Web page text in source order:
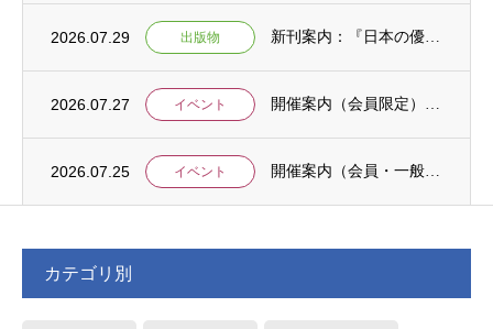
2026.07.29 出版物 新刊案内：『日本の優位性が通用しないという戦略ー地域の文化を考えた競争優位ー』ご案内
2026.07.27 イベント 開催案内（会員限定）：【8/6 公開シンポジウムのご案内】「持続可能で包括的な移住ガバ...
2026.07.25 イベント 開催案内（会員・一般）：【イベント案内】地域資源を生かしたキウイ農園での夏キャンプ「農...
カテゴリ別